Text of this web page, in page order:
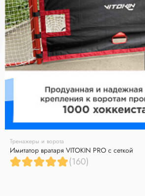
Тренажеры и ворота
Имитатор вратаря VITOKIN PRO с сеткой
(160)